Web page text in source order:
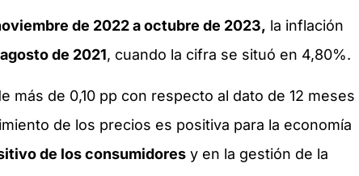
de 2022 a octubre de 2023, la inflación
de 2021, cuando la cifra se situó en 4,80%.
de 0,10 pp con respecto al dato de 12 meses
de los precios es positiva para la economía
de los consumidores y en la gestión de la